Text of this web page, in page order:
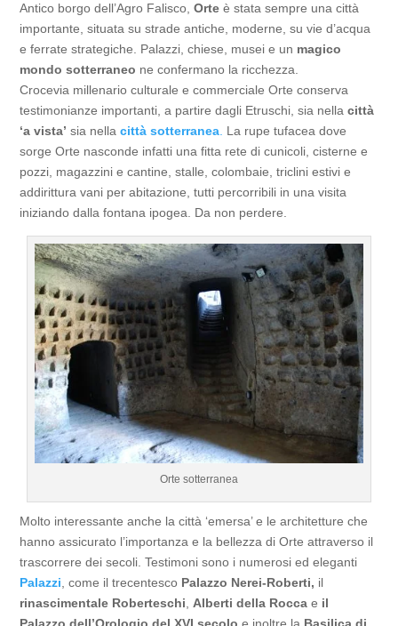
Antico borgo dell’Agro Falisco,Orte è stata sempre una città
importante, situata su strade antiche, moderne, su vie d’acqua
e ferrate strategiche. Palazzi, chiese, musei e un magico
mondo sotterraneo ne confermano la ricchezza.
Crocevia millenario culturale e commerciale Orte conserva
testimonianze importanti, a partire dagli Etruschi, sia nella città
‘a vista’ sia nellacittà sotterranea La rupe tufacea dove
sorge Orte nasconde infatti una fitta rete di cunicoli, cisterne e
pozzi, magazzini e cantine, stalle, colombaie, triclini estivi e
addirittura vani per abitazione, tutti percorribili in una visita
iniziando dalla fontana ipogea. Da non perdere.
Orte sotterranea
Molto interessante anche la città ‘emersa’ e le architetture che
hanno assicurato l’importanza e la bellezza di Orte attraverso il
trascorrere dei secoli. Testimoni sono i numerosi ed eleganti
Palazzi , come il trecentesco Palazzo Nerei-Roberti, il
rinascimentale Roberteschi
Alberti della Rocca e il
Palazzo dell’Orologio del XVI secolo e inoltre la Basilica di